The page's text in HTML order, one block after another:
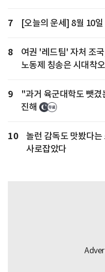
7 [오늘의 운세] 8월 10
8
여권 '레드팀' 자처 조
노동제 칭송은 시대착
9
"과거 육군대학도 뺏
진해
10
놀런 감독도 맛봤다
사로잡았다